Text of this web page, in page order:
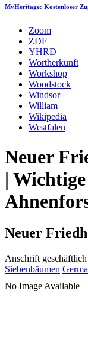
MyHeritage: Kostenloser
Zoom
ZDF
YHRD
Wortherkunft
Workshop
Woodstock
Windsor
William
Wikipedia
Westfalen
Neuer
|
Neuer
Anschrift geschäftlich
Siebenbäumen
No Image Available